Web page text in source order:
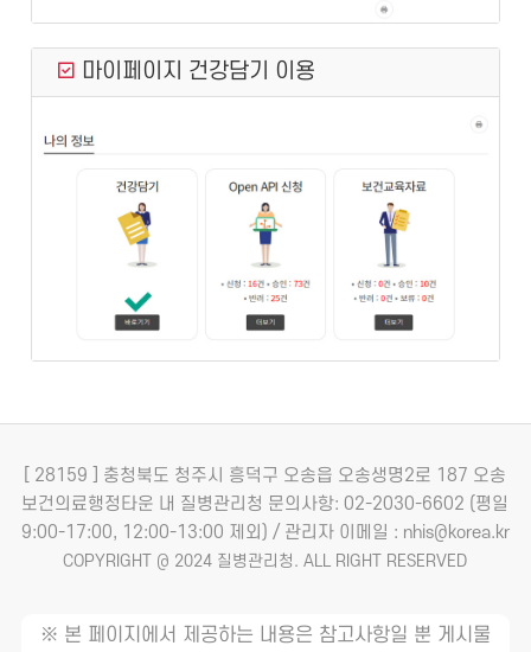
마이페이지 건강담기 이용
[ 28159 ] 충청북도 청주시 흥덕구 오송읍 오송생명2로 187 오송
보건의료행정타운 내 질병관리청 문의사항: 02-2030-6602 (평일
9:00-17:00, 12:00-13:00 제외) / 관리자 이메일 : nhis@korea.kr
COPYRIGHT @ 2024 질병관리청. ALL RIGHT RESERVED
※ 본 페이지에서 제공하는 내용은 참고사항일 뿐 게시물